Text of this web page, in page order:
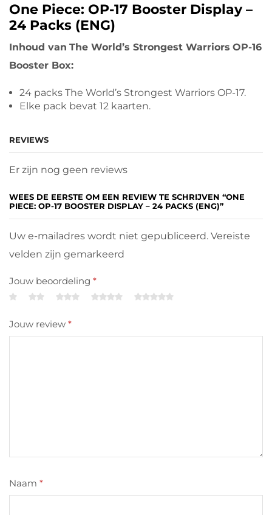
One Piece: OP-17 Booster Display –
24 Packs (ENG)
Inhoud van The World’s Strongest Warriors OP-16
Booster Box:
24 packs The World’s Strongest Warriors OP-17.
Elke pack bevat 12 kaarten.
REVIEWS
Er zijn nog geen reviews
WEES DE EERSTE OM EEN REVIEW TE SCHRIJVEN “ONE
PIECE: OP-17 BOOSTER DISPLAY – 24 PACKS (ENG)”
Uw e-mailadres wordt niet gepubliceerd. Vereiste
velden zijn gemarkeerd
Jouw beoordeling *
Jouw review *
Naam *